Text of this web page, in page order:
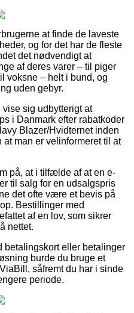
at finde de laveste
og for det har de fleste
det nødvendigt at
af deres varer – til piger
voksne – helt i bund, og
uden gebyr.
sig udbytterigt at
i Danmark efter rabatkoder
Blazer/Hvidternet inden
man er velinformeret til at
på, at i tilfælde af at en e-
til salg for en udsalgspris
det ofte være et bevis på
Bestillinger med
af en lov, som sikrer
nettet.
betalingskort eller betalinger
burde du bruge et
såfremt du har i sinde
periode.